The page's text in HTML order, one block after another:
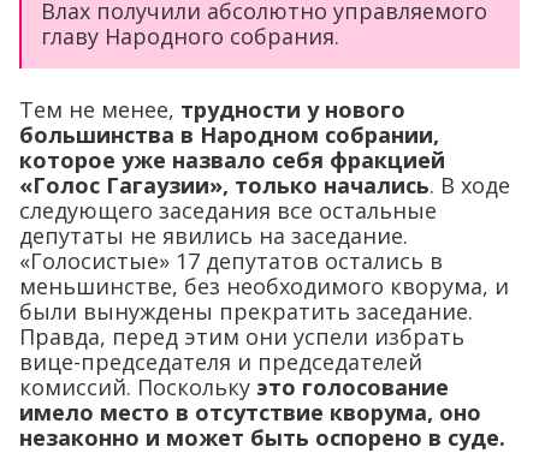
Влах получили абсолютно управляемого
главу Народного собрания.
Тем не менее, трудности у нового
большинства в Народном собрании,
которое уже назвало себя фракцией
«Голос Гагаузии», только начались. В ходе
следующего заседания все остальные
депутаты не явились на заседание.
«Голосистые» 17 депутатов остались в
меньшинстве, без необходимого кворума, и
были вынуждены прекратить заседание.
Правда, перед этим они успели избрать
вице-председателя и председателей
комиссий. Поскольку это голосование
имело место в отсутствие кворума, оно
незаконно и может быть оспорено в суде.